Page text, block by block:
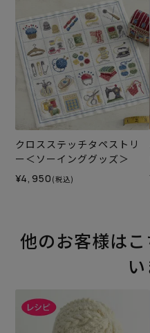
クロスステッチタペストリ
ー＜ソーインググッズ＞
¥4,950 (税込)
他のお客様は